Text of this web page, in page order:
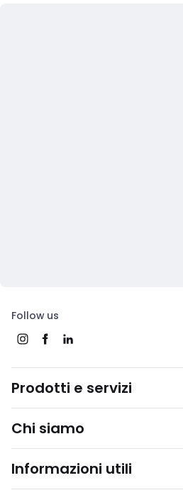
Follow us
Prodotti e servizi
Chi siamo
Informazioni utili